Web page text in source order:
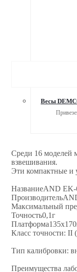
Весы
Среди 16 моделей
взвешивания.
Эти компактные и
НазваниеAND EK-
Максимальный
Точность0,1г
Класс точности: II
Тип калибровки:
Преимущества